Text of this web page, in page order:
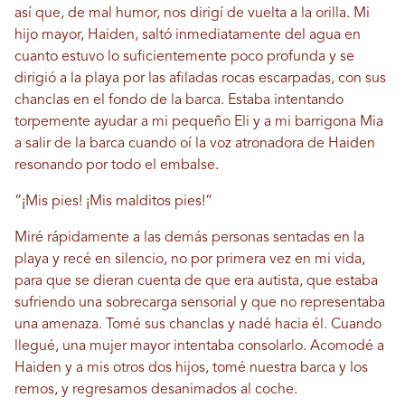
así que, de mal humor, nos dirigí de vuelta a la orilla. Mi
hijo mayor, Haiden, saltó inmediatamente del agua en
cuanto estuvo lo suficientemente poco profunda y se
dirigió a la playa por las afiladas rocas escarpadas, con sus
chanclas en el fondo de la barca. Estaba intentando
torpemente ayudar a mi pequeño Eli y a mi barrigona Mia
a salir de la barca cuando oí la voz atronadora de Haiden
resonando por todo el embalse.
“¡Mis pies! ¡Mis malditos pies!”
Miré rápidamente a las demás personas sentadas en la
playa y recé en silencio, no por primera vez en mi vida,
para que se dieran cuenta de que era autista, que estaba
sufriendo una sobrecarga sensorial y que no representaba
una amenaza. Tomé sus chanclas y nadé hacia él. Cuando
llegué, una mujer mayor intentaba consolarlo. Acomodé a
Haiden y a mis otros dos hijos, tomé nuestra barca y los
remos, y regresamos desanimados al coche.